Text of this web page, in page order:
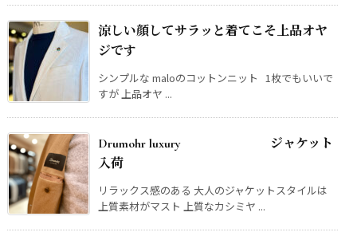
涼しい顔してサラッと着てこそ上品オヤ
ジです
シンプルな maloのコットンニット 1枚でもいいで
すが 上品オヤ ...
Drumohr luxury ジャケット
入荷
リラックス感のある 大人のジャケットスタイルは
上質素材がマスト 上質なカシミヤ ...